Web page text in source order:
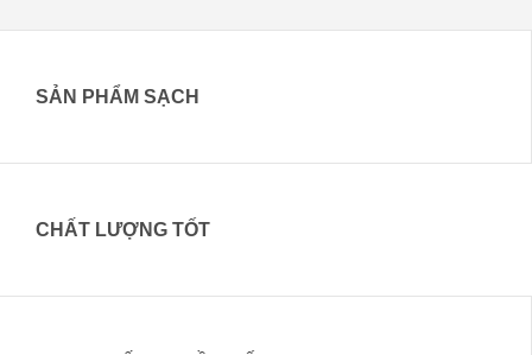
SẢN PHẨM SẠCH
CHẤT LƯỢNG TỐT